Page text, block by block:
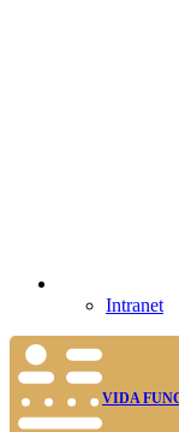
Intranet
VIDA